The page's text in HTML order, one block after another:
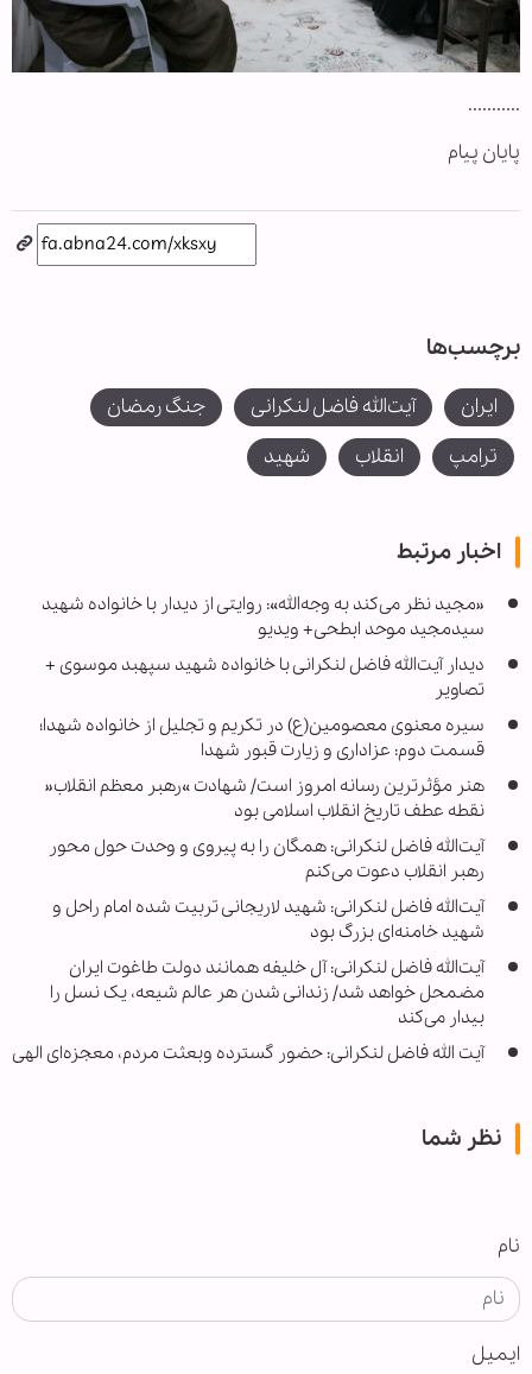
...........
پایان پیام
برچسب‌ها
ایران آیت‌الله فاضل لنکرانی
جنگ رمضان
ترامپ
انقلاب شهید
اخبار مرتبط
«مجید نظر می‌کند به وجه‌الله»: روایتی از دیدار با خانواده شهید
سیدمجید موحد ابطحی+ ویدیو
دیدار آیت‌الله فاضل لنکرانی با خانواده شهید سپهبد موسوی +
تصاویر
سیره معنوی معصومین(ع) در تکریم و تجلیل از خانواده شهدا؛
قسمت دوم: عزاداری و زیارت قبور شهدا
هنر مؤثرترین رسانه امروز است/ شهادت »رهبر معظم انقلاب«
نقطه عطف تاریخ انقلاب اسلامی بود
آیت‌الله فاضل لنکرانی: همگان را به پیروی و وحدت حول محور
رهبر انقلاب دعوت می‌کنم
آیت‌الله فاضل لنکرانی: شهید لاریجانی تربیت شده امام راحل و
شهید خامنه‌ای بزرگ بود
آیت‌الله فاضل لنکرانی: آل خلیفه همانند دولت طاغوت ایران
مضمحل خواهد شد/ زندانی شدن هر عالم شیعه، یک نسل را
بیدار می‌کند
آیت الله فاضل لنکرانی: حضور گسترده وبعثت مردم، معجزه‌ای الهی
نظر شما
نام
ایمیل